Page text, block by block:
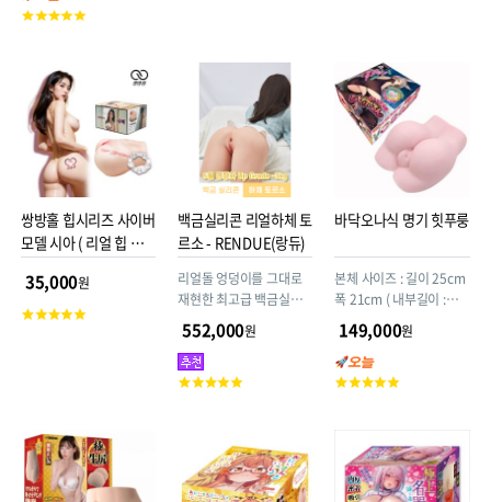
기에서는 “2홀 구조”가
채용했습니다. 그 이유는
바로 ‘진짜 여성의 육압
(肉圧)’에 최대한 가깝게
만들기 위해서입니다.
고
쌍방홀 힙시리즈 사이버
모델 시아 ( 리얼 힙 오나
35,000원
고
백금실리콘 리얼하체 토
르소 - RENDUE(랑듀)
리얼돌 엉덩이를 그대로
재현한 최고급 백금실리
콘 제품! 무게 14.8kg 오
나홀 유저들에게 검증받
은 제품으로서, 저가 TPE
제품과는 전혀 다릅니다.
552,000원
고
바닥오나식 명기 힛푸룽
본체 사이즈 : 길이 25cm
폭 21cm ( 내부길이 :
13.8cm ) 상품 중량 :
1800g 패키지 : 28.5 ×
26.3× 9.6 cm (2300g)
부속품 : 로션 특징 : 대형
149,000원
고